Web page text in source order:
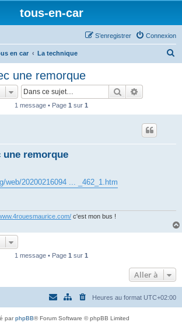
tous-en-car
Connexion
S’enregistrer
en car La technique
une remorque
Rechercher
1 message • Page 1 sur 1
une remorque
web/20200216094 ... _462_1.htm
c'est mon bus !
1 message • Page 1 sur 1
Aller à
Heures au format UTC+02:00
parphpBB® Forum Software © phpBB Limited